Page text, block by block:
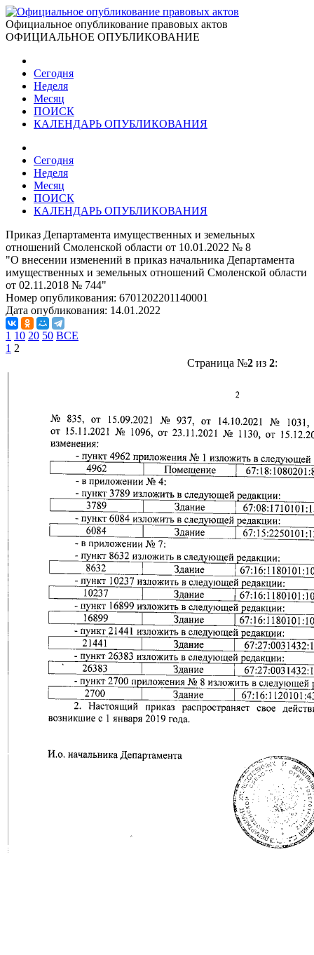
Официальное опубликование правовых актов
ОФИЦИАЛЬНОЕ ОПУБЛИКОВАНИЕ
Сегодня
Неделя
Месяц
ПОИСК
КАЛЕНДАРЬ ОПУБЛИКОВАНИЯ
Сегодня
Неделя
Месяц
ПОИСК
КАЛЕНДАРЬ ОПУБЛИКОВАНИЯ
Приказ Департамента имущественных и земельных
отношений Смоленской области от 10.01.2022 № 8
"О внесении изменений в приказ начальника Департамента
имущественных и земельных отношений Смоленской области
от 02.11.2018 № 744"
Номер опубликования: 6701202201140001
Дата опубликования: 14.01.2022
1 10 20 50 ВСЕ
1 2
Страница №2из 2: